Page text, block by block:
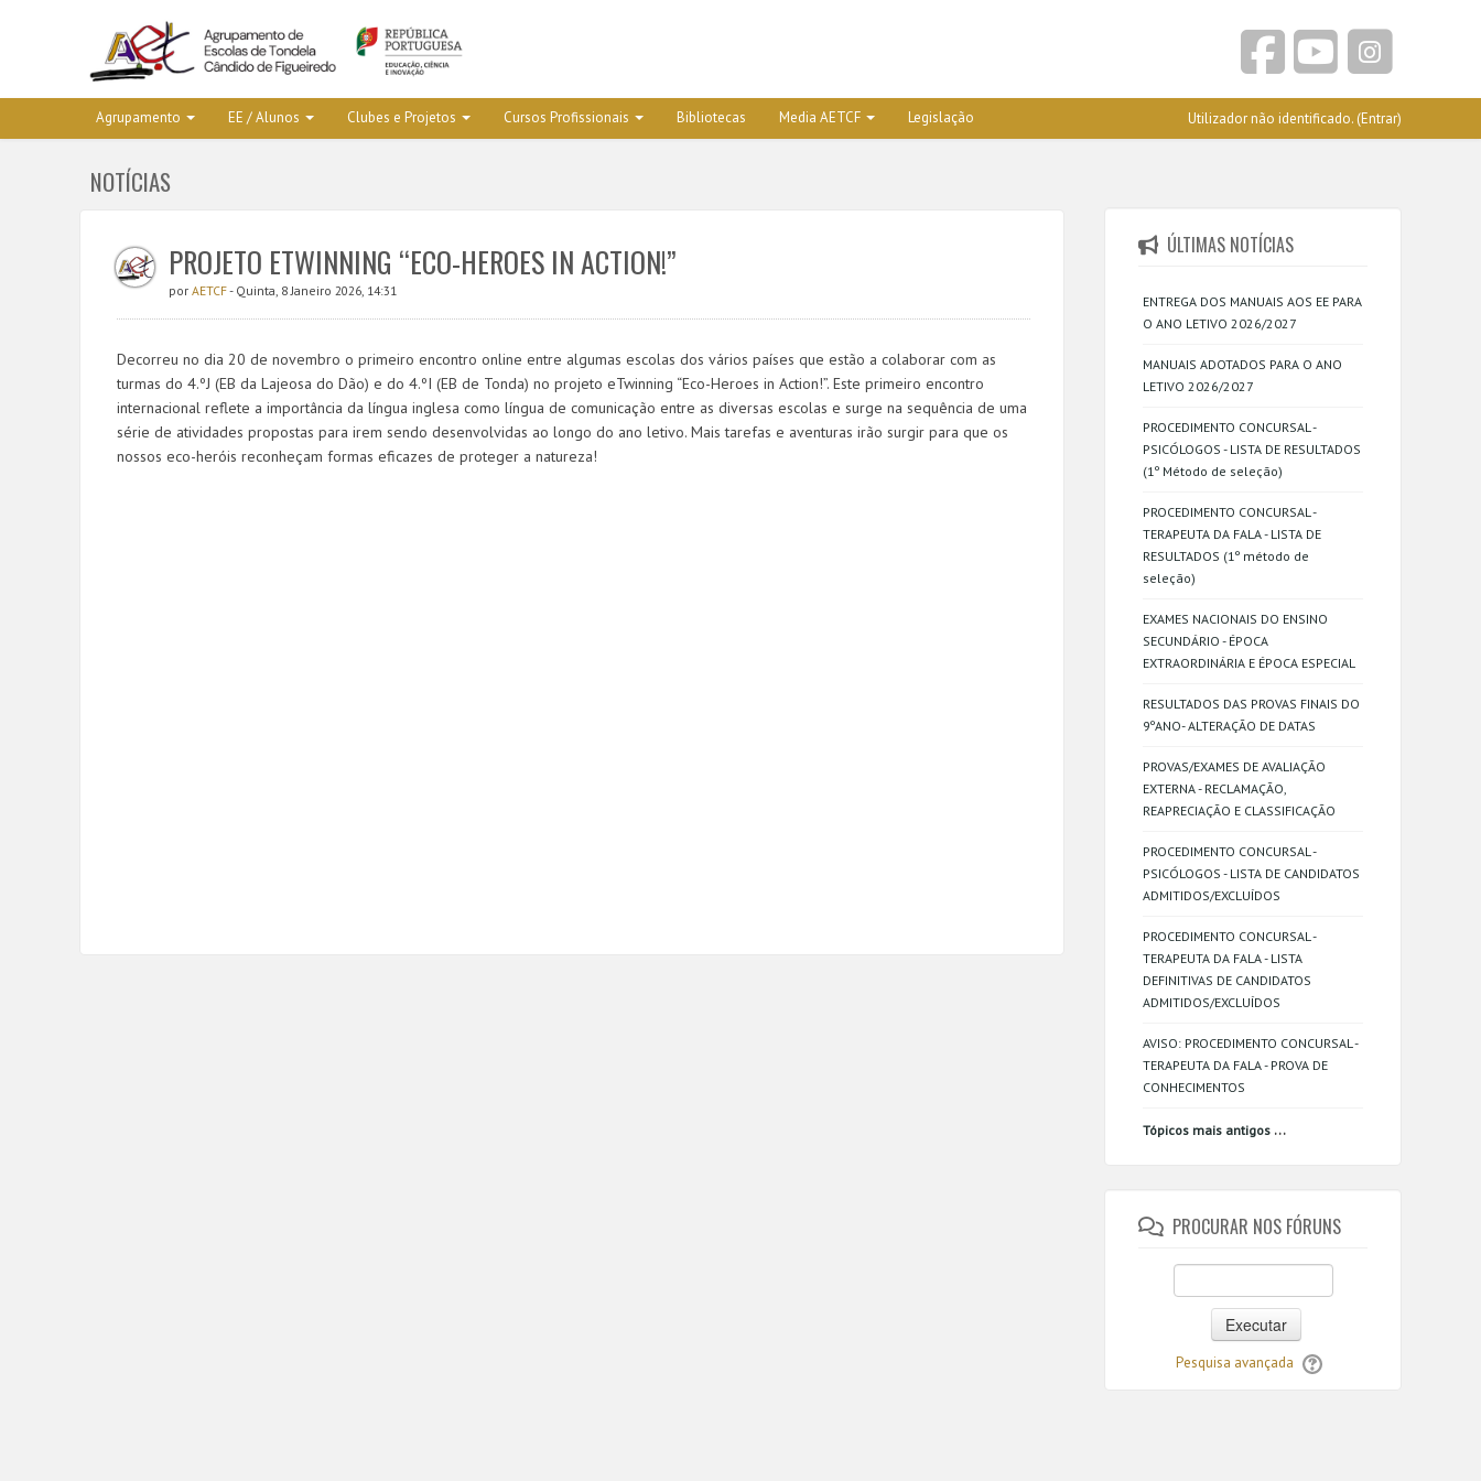
Agrupamento EE / Alunos Clubes e Projetos Cursos Profissionais Bibliotecas Media AETCF Legislação Utilizador não identificado. (Entrar)
NOTÍCIAS
PROJETO ETWINNING “ECO-HEROES IN ACTION!”
por AETCF- Quinta, 8 Janeiro 2026, 14:31
Decorreu no dia 20 de novembro o primeiro encontro online entre algumas escolas dos vários países que estão a colaborar com as
turmas do 4.ºJ (EB da Lajeosa do Dão) e do 4.ºI (EB de Tonda) no projeto eTwinning “Eco-Heroes in Action!”. Este primeiro encontro
internacional reflete a importância da língua inglesa como língua de comunicação entre as diversas escolas e surge na sequência de uma
série de atividades propostas para irem sendo desenvolvidas ao longo do ano letivo. Mais tarefas e aventuras irão surgir para que os
nossos eco-heróis reconheçam formas eficazes de proteger a natureza!
ÚLTIMAS NOTÍCIAS
ENTREGA DOS MANUAIS AOS EE PARA
O ANO LETIVO 2026/2027
MANUAIS ADOTADOS PARA O ANO
LETIVO 2026/2027
PROCEDIMENTO CONCURSAL -
PSICÓLOGOS - LISTA DE RESULTADOS
(1º Método de seleção)
PROCEDIMENTO CONCURSAL -
TERAPEUTA DA FALA - LISTA DE
RESULTADOS (1º método de
seleção)
EXAMES NACIONAIS DO ENSINO
SECUNDÁRIO - ÉPOCA
EXTRAORDINÁRIA E ÉPOCA ESPECIAL
RESULTADOS DAS PROVAS FINAIS DO
9ºANO- ALTERAÇÃO DE DATAS
PROVAS/EXAMES DE AVALIAÇÃO
EXTERNA - RECLAMAÇÃO,
REAPRECIAÇÃO E CLASSIFICAÇÃO
PROCEDIMENTO CONCURSAL -
PSICÓLOGOS - LISTA DE CANDIDATOS
ADMITIDOS/EXCLUÍDOS
PROCEDIMENTO CONCURSAL -
TERAPEUTA DA FALA - LISTA
DEFINITIVAS DE CANDIDATOS
ADMITIDOS/EXCLUÍDOS
AVISO: PROCEDIMENTO CONCURSAL -
TERAPEUTA DA FALA - PROVA DE
CONHECIMENTOS
Tópicos mais antigos ...
PROCURAR NOS FÓRUNS
Executar
Pesquisa avançada